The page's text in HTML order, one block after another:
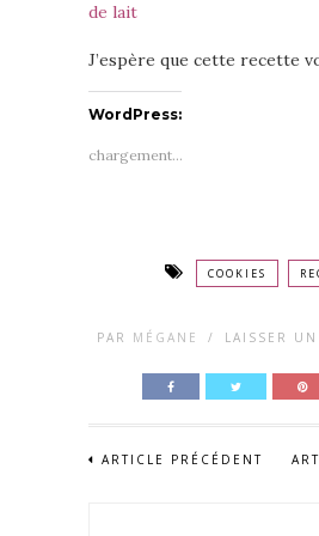
J’espère que cette recette
WordPress:
chargement…
COOKIES
PAR MÉGANE / LAISSER
ARTICLE PRÉCÉDENT